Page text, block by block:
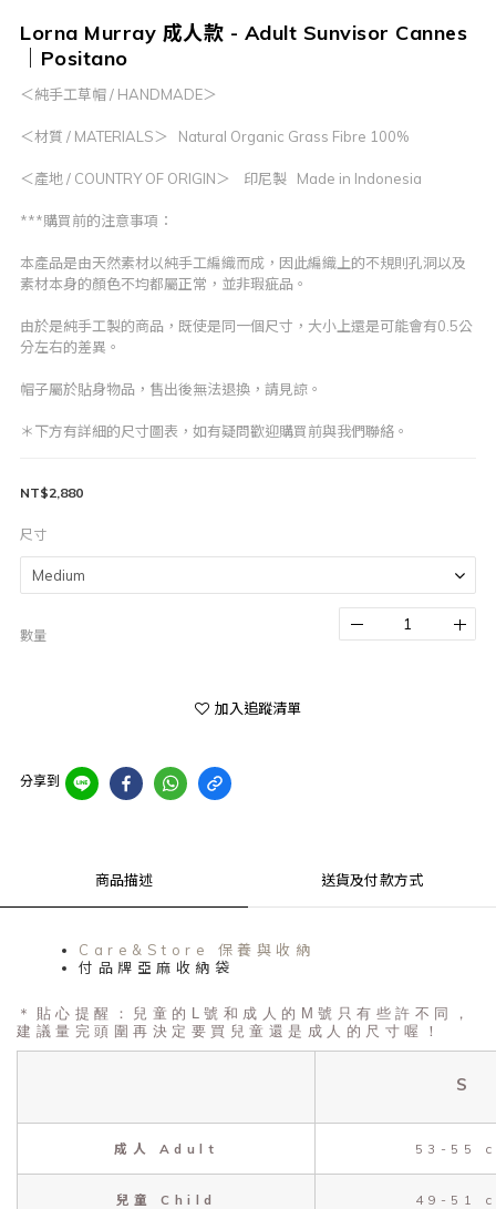
Lorna Murray 成人款 - Adult Sunvisor Cannes
｜Positano
＜純手工草帽 / HANDMADE＞
＜材質 / MATERIALS＞   Natural Organic Grass Fibre 100%
＜產地 / COUNTRY OF ORIGIN＞    印尼製   Made in Indonesia
***購買前的注意事項：
本產品是由天然素材以純手工編織而成，因此編織上的不規則孔洞以及
素材本身的顏色不均都屬正常，並非瑕疵品。
由於是純手工製的商品，既使是同一個尺寸，大小上還是可能會有0.5公
分左右的差異。
帽子屬於貼身物品，售出後無法退換，請見諒。
＊下方有詳細的尺寸圖表，如有疑問歡迎購買前與我們聯絡。
NT$2,880
尺寸
數量
加入追蹤清單
分享到
商品描述 送貨及付款方式
Care&Store 保養與收納
付品牌亞麻收納袋
＊貼心提醒：兒童的L號和成人的M號只有些許不同，
建議量完頭圍再決定要買兒童還是成人的尺寸喔！
S
成人 Adult 53-55
兒童 Child 49-51